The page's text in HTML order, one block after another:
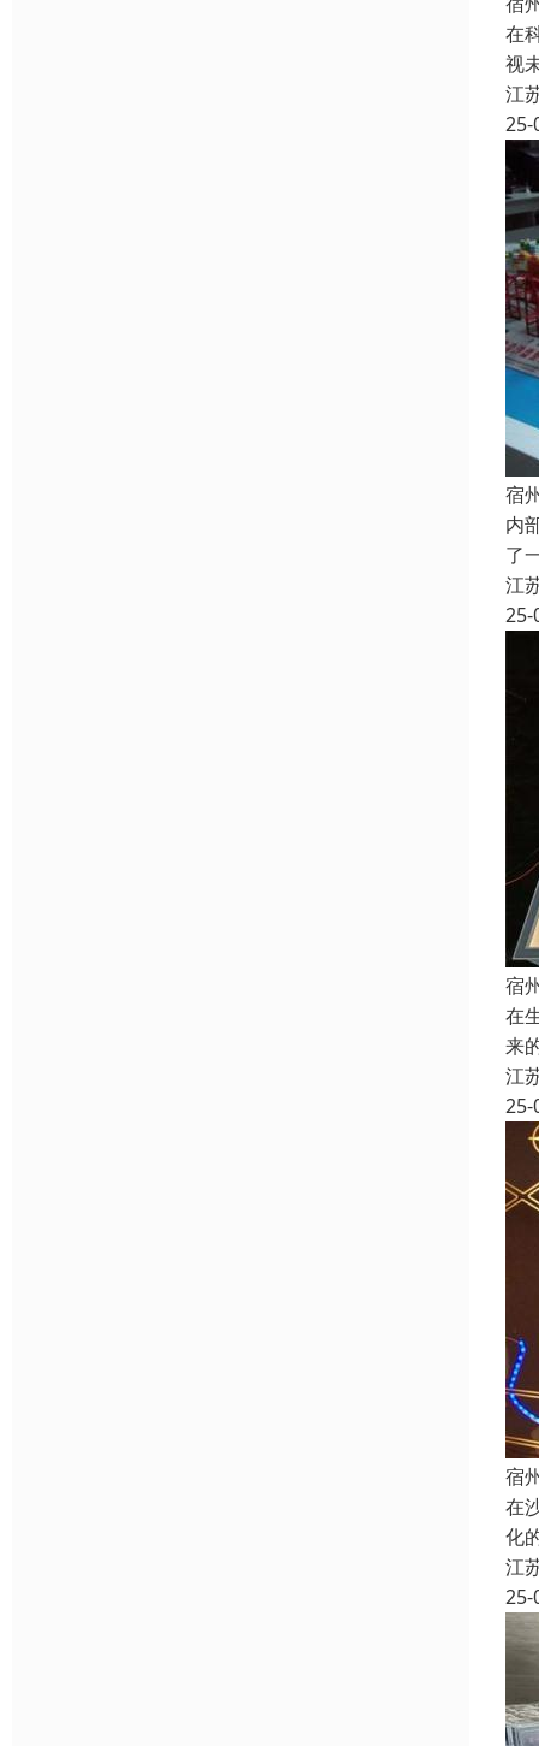
在
视
江
25-
宿
内
了
江
25-
宿
在
来
江
25-
宿
在
化
江
25-